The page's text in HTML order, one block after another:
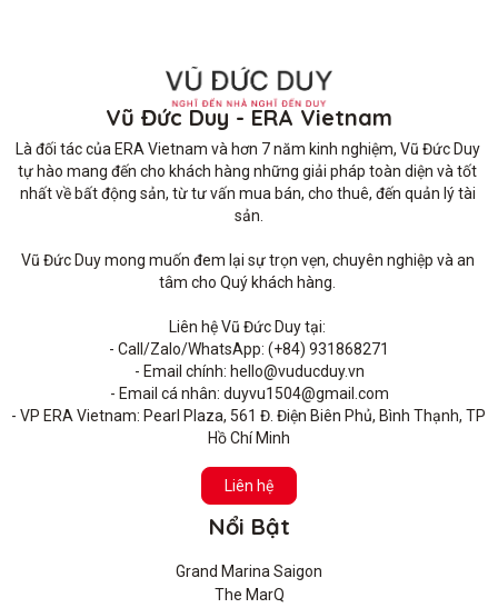
Vũ Đức Duy - ERA Vietnam
Là đối tác của ERA Vietnam và hơn 7 năm kinh nghiệm, Vũ Đức Duy
tự hào mang đến cho khách hàng những giải pháp toàn diện và tốt
nhất về bất động sản, từ tư vấn mua bán, cho thuê, đến quản lý tài
sản.
Vũ Đức Duy mong muốn đem lại sự trọn vẹn, chuyên nghiệp và an
tâm cho Quý khách hàng.
Liên hệ Vũ Đức Duy tại:
- Call/Zalo/WhatsApp: (+84) 931868271
- Email chính: hello@vuducduy.vn
- Email cá nhân: duyvu1504@gmail.com
- VP ERA Vietnam: Pearl Plaza, 561 Đ. Điện Biên Phủ, Bình Thạnh, TP
Hồ Chí Minh
Liên hệ
Nổi Bật
Grand Marina Saigon
The MarQ